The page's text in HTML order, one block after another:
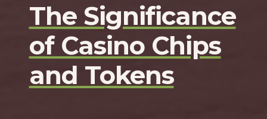
The Significance
of Casino Chips
and Tokens